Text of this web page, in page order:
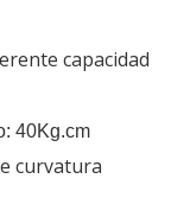
capacidad
40Kg.cm
curvatura